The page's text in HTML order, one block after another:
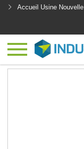
Accueil Usine Nouvelle